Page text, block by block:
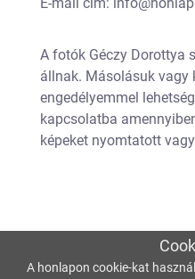
A honlapon cookie-kat
A fotók Géczy Dorottya
állnak. Másolásuk vagy
engedélyemmel
kapcsolatba
képeket nyomtatott